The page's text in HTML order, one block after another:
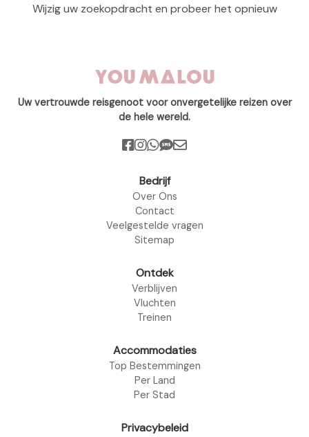
Wijzig uw zoekopdracht en probeer het opnieuw
Uw vertrouwde reisgenoot voor onvergetelijke reizen over
de hele wereld.
Bedrijf
Over Ons
Contact
Veelgestelde vragen
Sitemap
Ontdek
Verblijven
Vluchten
Treinen
Accommodaties
Top Bestemmingen
Per Land
Per Stad
Privacybeleid